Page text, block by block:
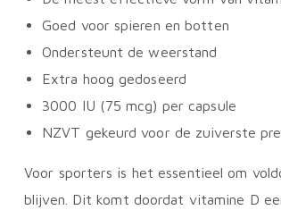
Goed voor spieren en botten
Ondersteunt de weerstand
Extra hoog gedoseerd
3000 IU (75 mcg) per capsule
NZVT gekeurd voor de zuiverste
Voor sporters is het essentieel om
blijven. Dit komt doordat vitamine D